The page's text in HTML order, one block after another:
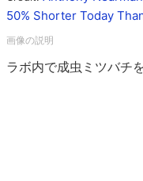
50% Shorter Today
ラボ内で成虫ミツバチ